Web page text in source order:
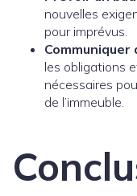
nouvelles
pour imprévus.
les obligations
nécessaires
de l’immeuble.